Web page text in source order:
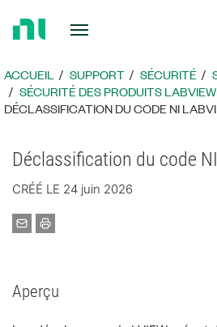
page
d’accueil
ACCUEIL SUPPORT SÉCURITÉ
SÉCURITÉ DES PRODUITS LABVIEW
​DÉCLASSIFICATION DU CODE NI
​Déclassification du code
CRÉÉ LE 24 juin 2026
Aperçu